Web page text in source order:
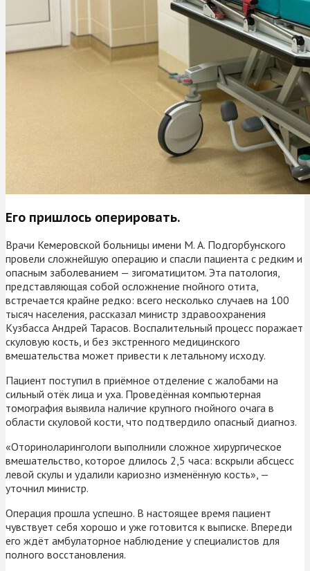
Его пришлось оперировать.
Врачи Кемеровской больницы имени М. А. Подгорбунского
провели сложнейшую операцию и спасли пациента с редким и
опасным заболеванием — зигоматицитом. Эта патология,
представляющая собой осложнение гнойного отита,
встречается крайне редко: всего несколько случаев на 100
тысяч населения, рассказал министр здравоохранения
Кузбасса Андрей Тарасов. Воспалительный процесс поражает
скуловую кость, и без экстренного медицинского
вмешательства может привести к летальному исходу.
Пациент поступил в приёмное отделение с жалобами на
сильный отёк лица и уха. Проведённая компьютерная
томография выявила наличие крупного гнойного очага в
области скуловой кости, что подтвердило опасный диагноз.
«Оториноларингологи выполнили сложное хирургическое
вмешательство, которое длилось 2,5 часа: вскрыли абсцесс
левой скулы и удалили кариозно изменённую кость», —
уточнил министр.
Операция прошла успешно. В настоящее время пациент
чувствует себя хорошо и уже готовится к выписке. Впереди
его ждёт амбулаторное наблюдение у специалистов для
полного восстановления.